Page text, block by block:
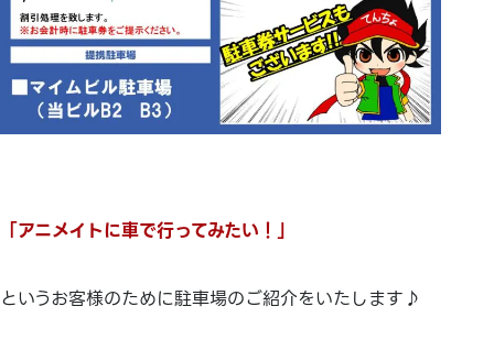
「アニメイトに車で行ってみたい！」
というお客様のために駐車場のご紹介をいたします♪